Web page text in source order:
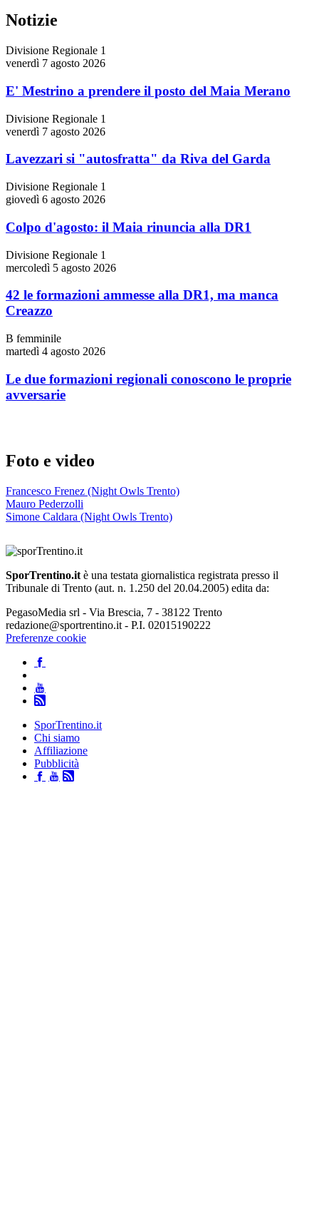
Notizie
Divisione Regionale 1
venerdì 7 agosto 2026
E' Mestrino a prendere il posto del Maia Merano
Divisione Regionale 1
venerdì 7 agosto 2026
Lavezzari si "autosfratta" da Riva del Garda
Divisione Regionale 1
giovedì 6 agosto 2026
Colpo d'agosto: il Maia rinuncia alla DR1
Divisione Regionale 1
mercoledì 5 agosto 2026
42 le formazioni ammesse alla DR1, ma manca
Creazzo
B femminile
martedì 4 agosto 2026
Le due formazioni regionali conoscono le proprie
avversarie
Foto e video
Francesco Frenez (Night Owls Trento)
Mauro Pederzolli
Simone Caldara (Night Owls Trento)
SporTrentino.it è una testata giornalistica registrata presso il
Tribunale di Trento (aut. n. 1.250 del 20.04.2005) edita da:
PegasoMedia srl - Via Brescia, 7 - 38122 Trento
redazione@sportrentino.it - P.I. 02015190222
Preferenze cookie
SporTrentino.it
Chi siamo
Affiliazione
Pubblicità